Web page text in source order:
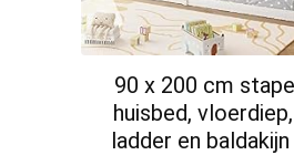
90 x 200 cm
huisbed,
ladder en